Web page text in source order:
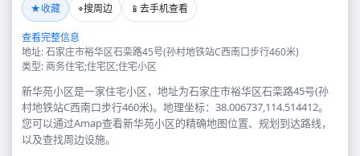
★收藏 ⌖搜周边 📱 去手机查看
查看完整信息
地址: 石家庄市裕华区石栾路45号(孙村地铁站C西南口步行460米)
类型: 商务住宅;住宅区;住宅小区
新华苑小区是一家住宅小区，地址为石家庄市裕华区石栾路45号(孙
村地铁站C西南口步行460米)。地理坐标：38.006737,114.514412。
您可以通过Amap查看新华苑小区的精确地图位置、规划到达路线，
以及查找周边设施。